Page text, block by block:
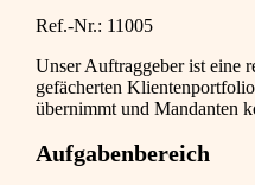
Ref.-Nr.: 11005
Unser Auftraggeber ist eine
gefächerten
übernimmt und Mandanten
Aufgabenbereich